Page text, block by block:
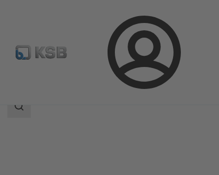
Prijava
Katalog proizvoda CONDA-VSM
Raspon